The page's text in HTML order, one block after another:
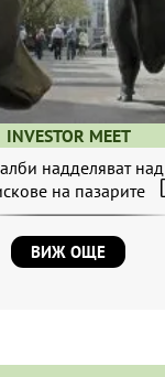
INVESTOR MEET
надделяват над
на пазарите
ВИЖ ОЩЕ